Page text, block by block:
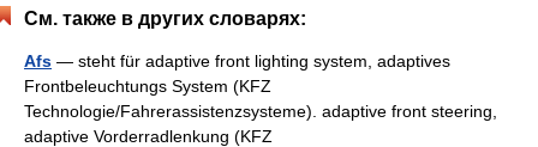
См. также в других словарях:
Afs — steht für adaptive front lighting system, adaptives
Frontbeleuchtungs System (KFZ
Technologie/Fahrerassistenzsysteme). adaptive front steering,
adaptive Vorderradlenkung (KFZ